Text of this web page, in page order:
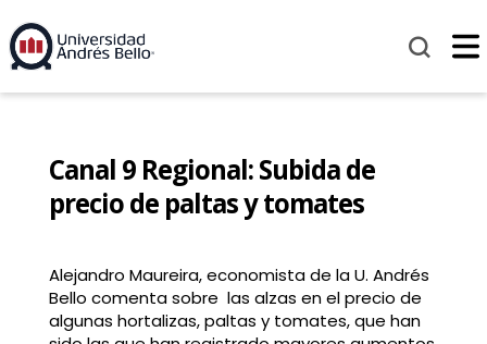
Canal 9 Regional: Subida de
precio de paltas y tomates
Alejandro Maureira, economista de la U. Andrés
Bello comenta sobre las alzas en el precio de
algunas hortalizas, paltas y tomates, que han